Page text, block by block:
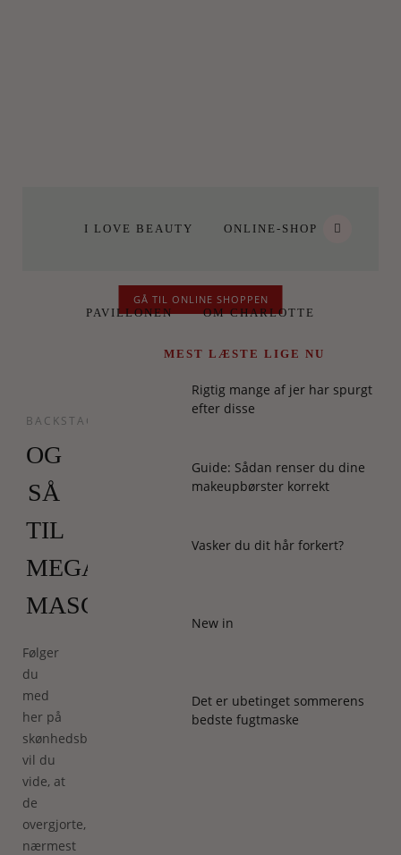
I LOVE BEAUTY ONLINE-SHOP
PAVILLONEN OM CHARLOTTE
GÅ TIL ONLINE SHOPPEN
BACKSTAGE
OG
SÅ
TIL
MEGA-
MASCARAEN!
Følger
du
med
her på
skønhedsbloggen,
vil du
vide, at
de
overgjorte,
nærmest
MEST LÆSTE LIGE NU
Rigtig mange af jer har spurgt
efter disse
Guide: Sådan renser du dine
makeupbørster korrekt
Vasker du dit hår forkert?
New in
Det er ubetinget sommerens
bedste fugtmaske